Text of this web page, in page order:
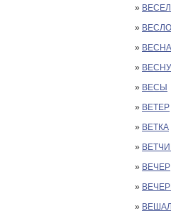
»
» ВЕСЛО
» ВЕСНА
»
» ВЕСЫ
» ВЕТЕР
» ВЕТКА
»
» ВЕЧЕР
»
»